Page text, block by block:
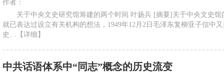
作者：
关于中央文史研究馆筹建的两个时间 叶扬兵 [摘要]关于中央文史馆
就已表达过设立有关机构的想法，1949年12月2日毛泽东复柳亚子信中
史… 【详细】
中共话语体系中“同志”概念的历史流变